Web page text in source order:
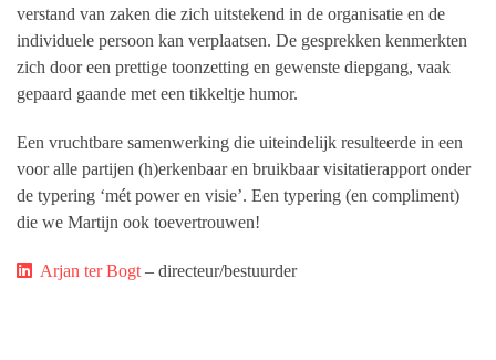
verstand van zaken die zich uitstekend in de organisatie en de
individuele persoon kan verplaatsen. De gesprekken kenmerkten
zich door een prettige toonzetting en gewenste diepgang, vaak
gepaard gaande met een tikkeltje humor.
Een vruchtbare samenwerking die uiteindelijk resulteerde in een
voor alle partijen (h)erkenbaar en bruikbaar visitatierapport onder
de typering ‘mét power en visie’. Een typering (en compliment)
die we Martijn ook toevertrouwen!
Arjan ter Bogt – directeur/bestuurder